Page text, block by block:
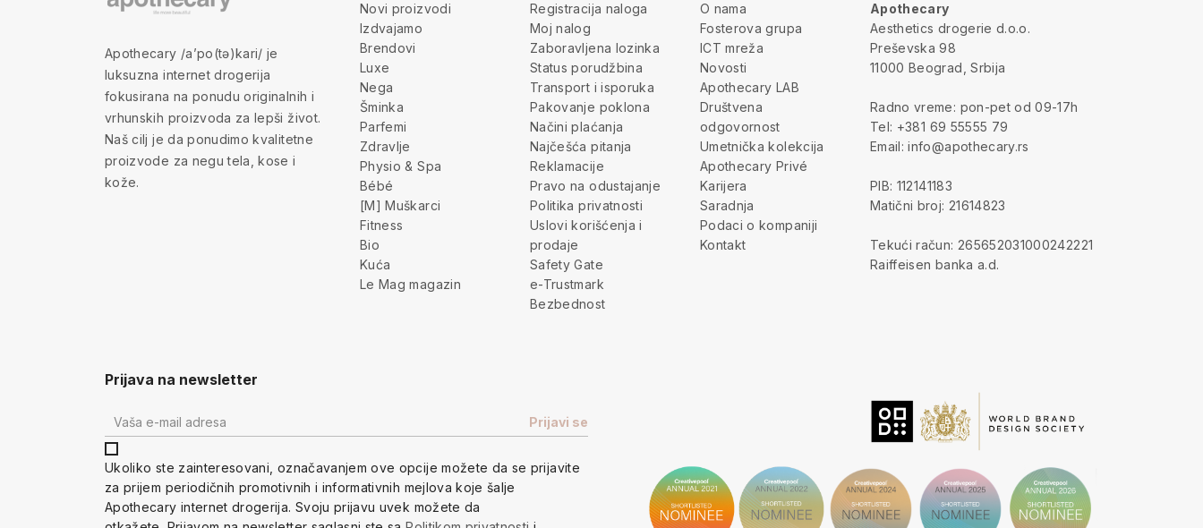
Apothecary /a’po(tə)kari/ je
luksuzna internet drogerija
fokusirana na ponudu originalnih i
vrhunskih proizvoda za lepši život.
Naš cilj je da ponudimo kvalitetne
proizvode za negu tela, kose i
kože.
Novi proizvodi
Izdvajamo
Brendovi
Luxe
Nega
Šminka
Parfemi
Zdravlje
Physio & Spa
Bébé
[M] Muškarci
Fitness
Bio
Kuća
Le Mag magazin
Registracija naloga
Moj nalog
Zaboravljena lozinka
Status porudžbina
Transport i isporuka
Pakovanje poklona
Načini plaćanja
Najčešća pitanja
Reklamacije
Pravo na odustajanje
Politika privatnosti
Uslovi korišćenja i
prodaje
Safety Gate
e-Trustmark
Bezbednost
O nama
Fosterova grupa
ICT mreža
Novosti
Apothecary LAB
Društvena
odgovornost
Umetnička kolekcija
Apothecary Privé
Karijera
Saradnja
Podaci o kompaniji
Kontakt
Apothecary
Aesthetics drogerie d.o.o.
Preševska 98
11000 Beograd, Srbija
Radno vreme: pon-pet od 09-17h
Tel: +381 69 55555 79
Email: info@apothecary.rs
PIB: 112141183
Matični broj: 21614823
Tekući račun: 265652031000242221
Raiffeisen banka a.d.
Prijava na newsletter
Ukoliko ste zainteresovani, označavanjem ove opcije možete da se prijavite
za prijem periodičnih promotivnih i informativnih mejlova koje šalje
Apothecary internet drogerija. Svoju prijavu uvek možete da